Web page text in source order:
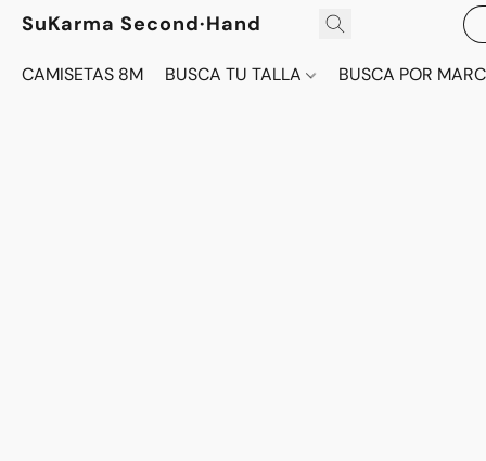
SuKarma Second·Hand
CAMISETAS 8M BUSCA TU TALLA BUSCA POR